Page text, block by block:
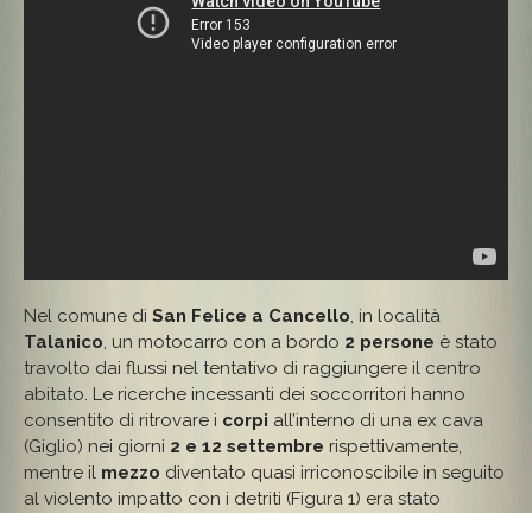
Nel comune di San Felice a Cancello, in località
Talanico, un motocarro con a bordo 2 persone è stato
travolto dai flussi nel tentativo di raggiungere il centro
abitato. Le ricerche incessanti dei soccorritori hanno
consentito di ritrovare i corpi all’interno di una ex cava
(Giglio) nei giorni 2 e 12 settembre rispettivamente,
mentre il mezzo diventato quasi irriconoscibile in seguito
al violento impatto con i detriti (Figura 1) era stato